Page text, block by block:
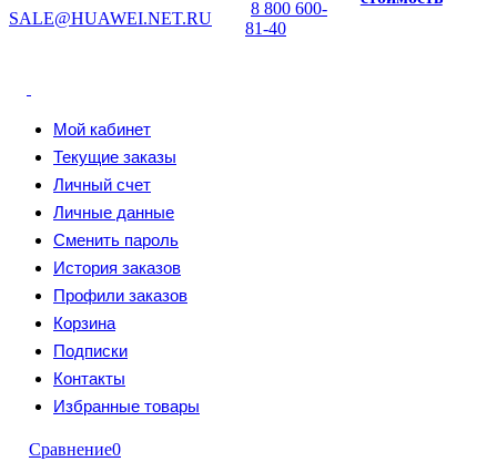
SALE@HUAWEI.NET.RU
8 800 600-
81-40
Мой кабинет
Текущие заказы
Личный счет
Личные данные
Сменить пароль
История заказов
Профили заказов
Корзина
Подписки
Контакты
Избранные товары
Сравнение0